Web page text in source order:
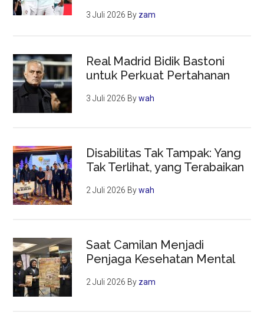
3 Juli 2026 By zam
Real Madrid Bidik Bastoni
untuk Perkuat Pertahanan
3 Juli 2026 Bywah
Disabilitas Tak Tampak: Yang
Tak Terlihat, yang Terabaikan
2 Juli 2026 Bywah
Saat Camilan Menjadi
Penjaga Kesehatan Mental
2 Juli 2026 By zam